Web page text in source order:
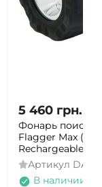
5 460 грн.
Фонарь
Flagger Max
Rechargeable
Артикул
В наличии